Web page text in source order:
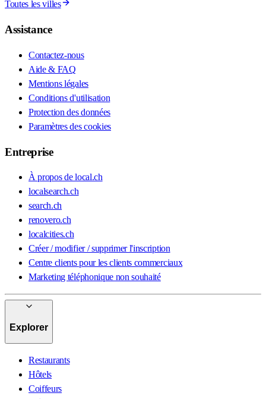
Toutes les villes
Assistance
Contactez-nous
Aide & FAQ
Mentions légales
Conditions d'utilisation
Protection des données
Paramètres des cookies
Entreprise
À propos de local.ch
localsearch.ch
search.ch
renovero.ch
localcities.ch
Créer / modifier / supprimer l'inscription
Centre clients pour les clients commerciaux
Marketing téléphonique non souhaité
Explorer
Restaurants
Hôtels
Coiffeurs